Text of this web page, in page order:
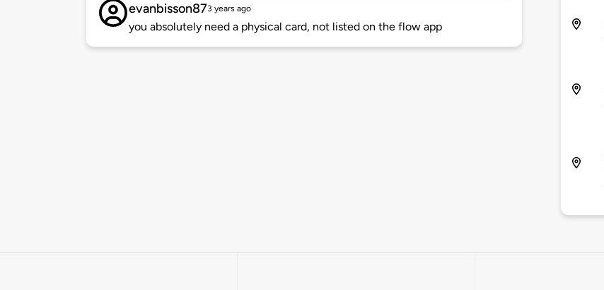
evanbisson873 years ago
you absolutely need a physical card, not listed on the flow app